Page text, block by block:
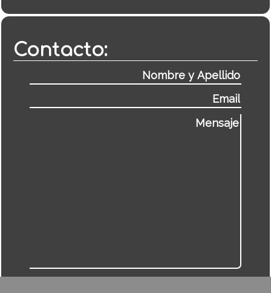
Contacto: